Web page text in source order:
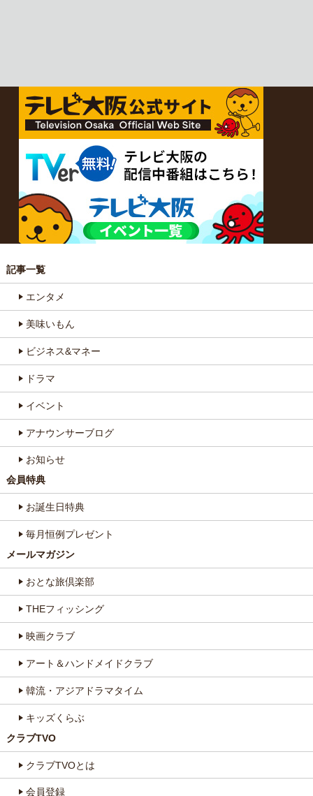
記事一覧
エンタメ
美味いもん
ビジネス&マネー
ドラマ
イベント
アナウンサーブログ
お知らせ
会員特典
お誕生日特典
毎月恒例プレゼント
メールマガジン
おとな旅倶楽部
THEフィッシング
映画クラブ
アート＆ハンドメイドクラブ
韓流・アジアドラマタイム
キッズくらぶ
クラブTVO
クラブTVOとは
会員登録